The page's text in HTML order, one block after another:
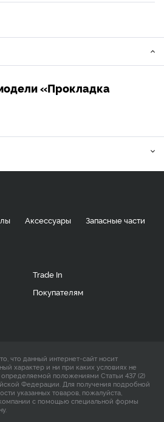
«Прокладка
Аксессуары Запасные части
Trade In
Покупателям
что данный интернет-сайт носит
характер и ни при каких условиях не
положениями Статьи 437 (2)
Федерации. Для получения подробной
указанных товаров, пожалуйста,
с помощью специальной формы